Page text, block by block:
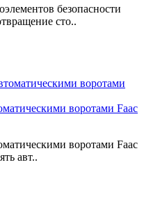
безопасности
сто..
воротами Faac
воротами Faac
авт..